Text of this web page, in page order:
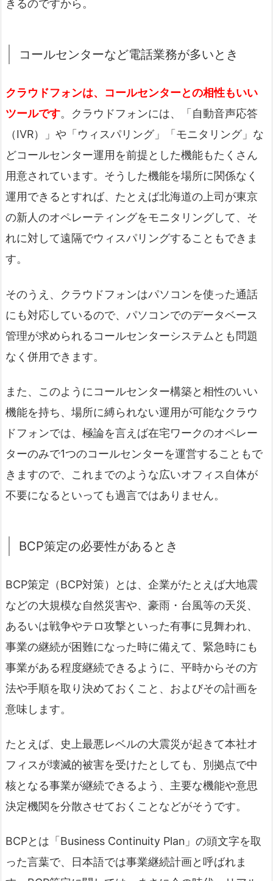
きるのですから。
コールセンターなど電話業務が多いとき
クラウドフォンは、コールセンターとの相性もいい
ツールです。クラウドフォンには、「自動音声応答
（IVR）」や「ウィスパリング」「モニタリング」な
どコールセンター運用を前提とした機能もたくさん
用意されています。そうした機能を場所に関係なく
運用できるとすれば、たとえば北海道の上司が東京
の新人のオペレーティングをモニタリングして、そ
れに対して遠隔でウィスパリングすることもできま
す。
そのうえ、クラウドフォンはパソコンを使った通話
にも対応しているので、パソコンでのデータベース
管理が求められるコールセンターシステムとも問題
なく併用できます。
また、このようにコールセンター構築と相性のいい
機能を持ち、場所に縛られない運用が可能なクラウ
ドフォンでは、極論を言えば在宅ワークのオペレー
ターのみで1つのコールセンターを運営することもで
きますので、これまでのような広いオフィス自体が
不要になるといっても過言ではありません。
BCP策定の必要性があるとき
BCP策定（BCP対策）とは、企業がたとえば大地震
などの大規模な自然災害や、豪雨・台風等の天災、
あるいは戦争やテロ攻撃といった有事に見舞われ、
事業の継続が困難になった時に備えて、緊急時にも
事業がある程度継続できるように、平時からその方
法や手順を取り決めておくこと、およびその計画を
意味します。
たとえば、史上最悪レベルの大震災が起きて本社オ
フィスが壊滅的被害を受けたとしても、別拠点で中
核となる事業が継続できるよう、主要な機能や意思
決定機関を分散させておくことなどがそうです。
BCPとは「Business Continuity Plan」の頭文字を取
った言葉で、日本語では事業継続計画と呼ばれま